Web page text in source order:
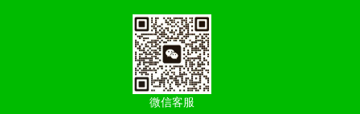
微信客服